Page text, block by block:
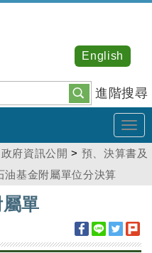
進階搜尋
English
政府資訊公開 > 預、決算書及
油基金附屬單位分決算
單